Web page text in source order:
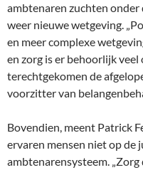
ambtenaren zuchten onder
weer nieuwe wetgeving.
en meer complexe
en zorg is er behoorlijk
terechtgekomen de
voorzitter van
Bovendien, meent Patrick
ervaren mensen niet op de
ambtenarensysteem.